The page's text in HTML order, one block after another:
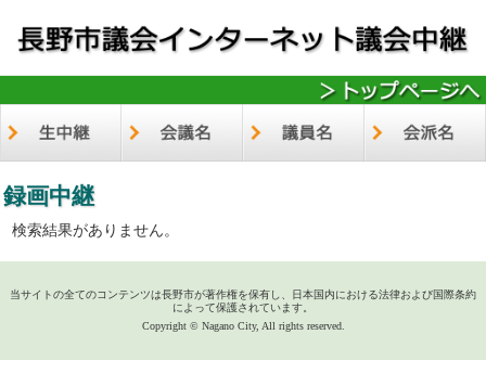
録画中継
検索結果がありません。
当サイトの全てのコンテンツは長野市が著作権を保有し、日本国内における法律および国際条約
によって保護されています。
Copyright © Nagano City, All rights reserved.